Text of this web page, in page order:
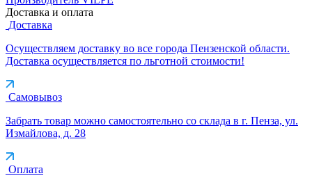
Доставка и оплата
Доставка
Осуществляем доставку во все города Пензенской области.
Доставка осуществляется по льготной стоимости!
Самовывоз
Забрать товар можно самостоятельно со склада в г. Пенза, ул.
Измайлова, д. 28
Оплата